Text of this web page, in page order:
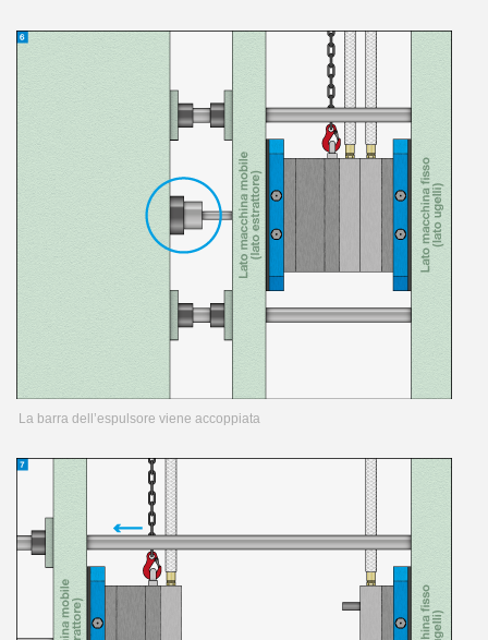
La barra dell’espulsore viene accoppiata